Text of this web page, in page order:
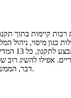
רבות קיימות בתוך
כגון מיסוי, ניהול
דבר, הממשלה הלאומית הייתה חלשה צריכה להיות שונה.